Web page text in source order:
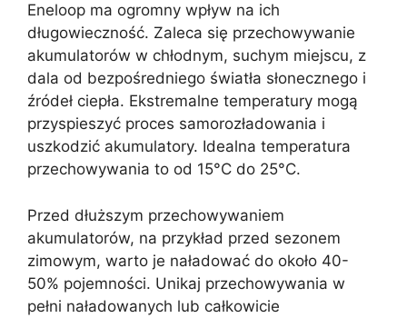
Eneloop ma ogromny wpływ na ich
długowieczność. Zaleca się przechowywanie
akumulatorów w chłodnym, suchym miejscu, z
dala od bezpośredniego światła słonecznego i
źródeł ciepła. Ekstremalne temperatury mogą
przyspieszyć proces samorozładowania i
uszkodzić akumulatory. Idealna temperatura
przechowywania to od 15°C do 25°C.
Przed dłuższym przechowywaniem
akumulatorów, na przykład przed sezonem
zimowym, warto je naładować do około 40-
50% pojemności. Unikaj przechowywania w
pełni naładowanych lub całkowicie